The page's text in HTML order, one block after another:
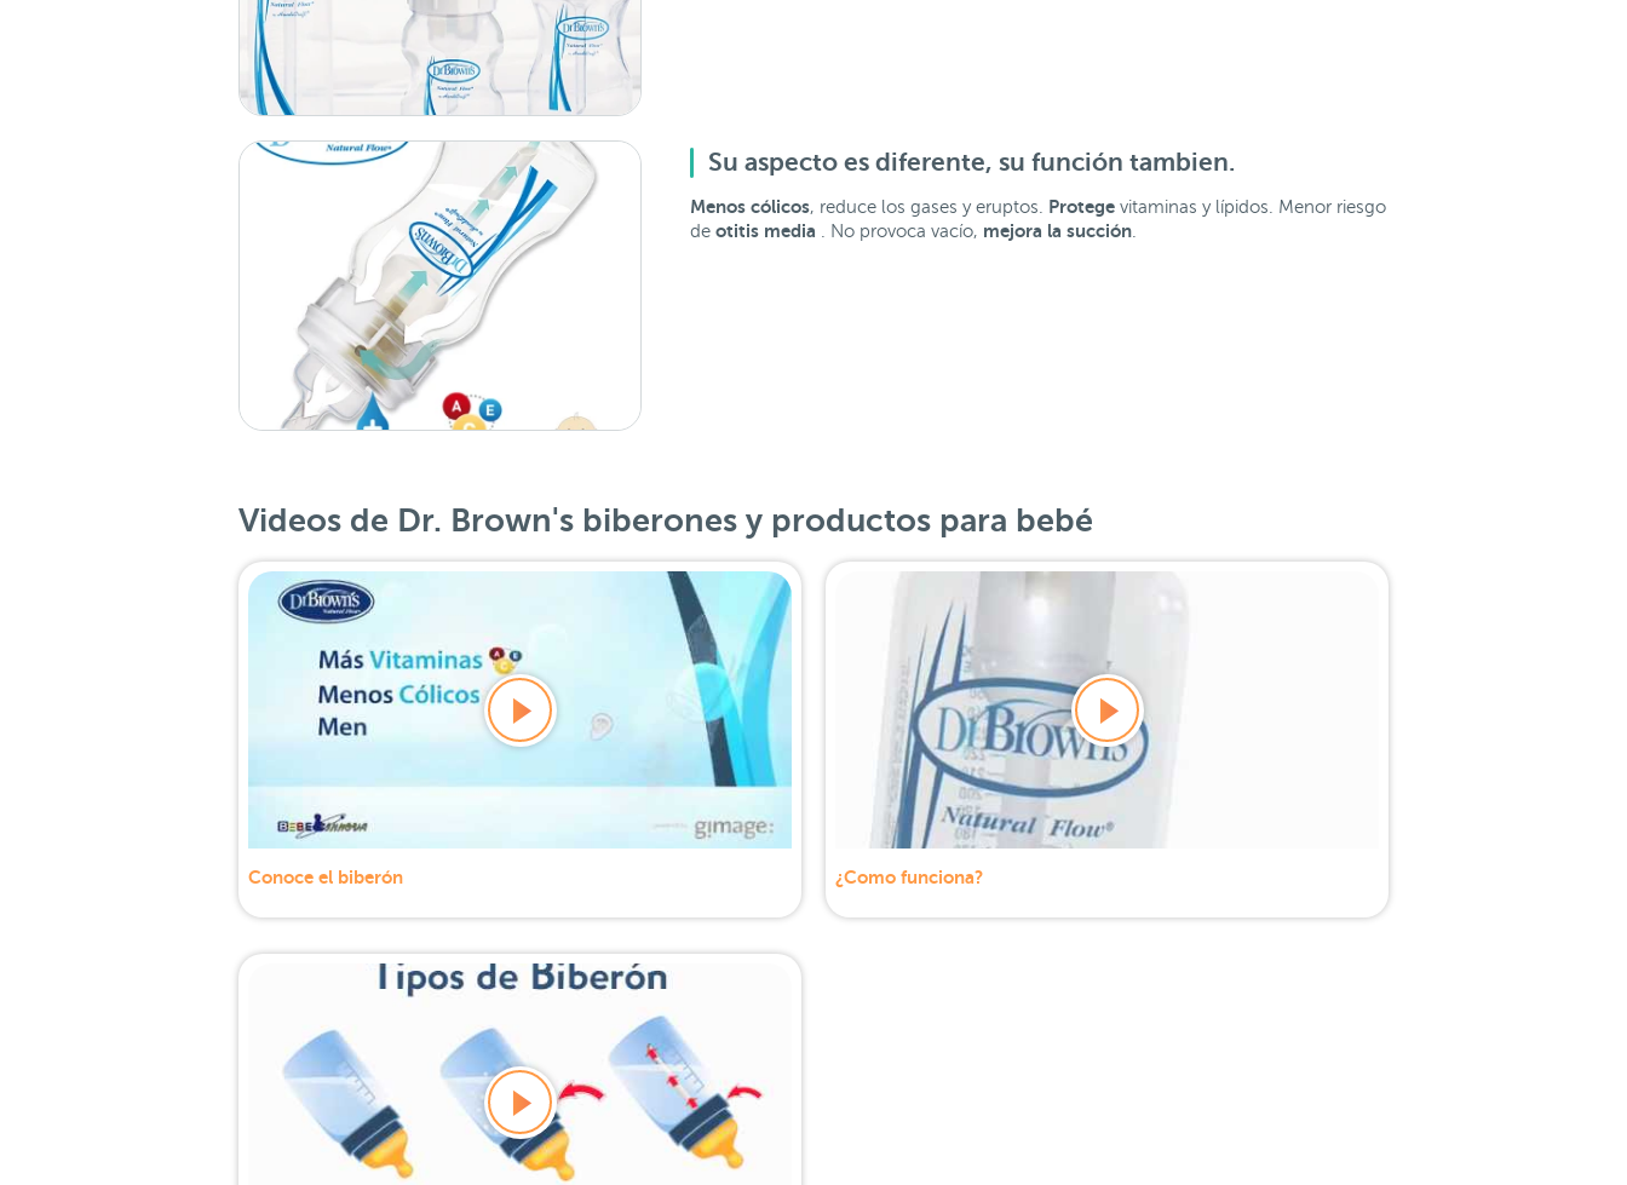
Su aspecto es diferente, su función tambien.
Menos cólicos, reduce los gases y eruptos. Protegevitaminas y lípidos. Menor riesgo
deotitis media . No provoca vacío, mejora la succión.
Videos de Dr. Brown's biberones y productos para bebé
Conoce el biberón ¿Como funciona?